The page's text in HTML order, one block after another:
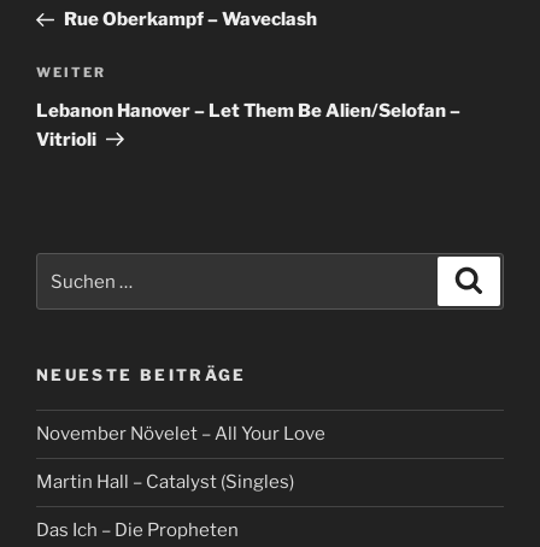
Beitrag
Rue Oberkampf – Waveclash
Nächster
Beitrag
WEITER
Lebanon Hanover – Let Them Be Alien/Selofan –
Vitrioli
nach:
NEUESTE BEITRÄGE
November Növelet – All Your Love
Martin Hall – Catalyst (Singles)
Das Ich – Die Propheten